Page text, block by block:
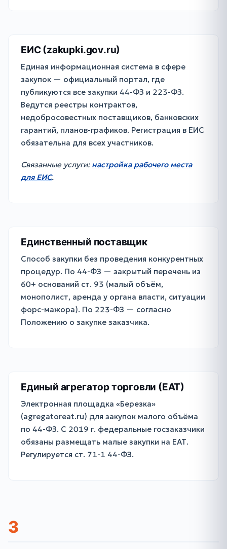
ЕИС (zakupki.gov.ru)
Единая информационная система в сфере
закупок — официальный портал, где
публикуются все закупки 44-ФЗ и 223-ФЗ.
Ведутся реестры контрактов,
недобросовестных поставщиков, банковских
гарантий, планов-графиков. Регистрация в ЕИС
обязательна для всех участников.
Связанные услуги: настройка рабочего места
для ЕИС.
Единственный поставщик
Способ закупки без проведения конкурентных
процедур. По 44-ФЗ — закрытый перечень из
60+ оснований ст. 93 (малый объём,
монополист, аренда у органа власти, ситуации
форс-мажора). По 223-ФЗ — согласно
Положению о закупке заказчика.
Единый агрегатор торговли (ЕАТ)
Электронная площадка «Березка»
(agregatoreat.ru) для закупок малого объёма
по 44-ФЗ. С 2019 г. федеральные госзаказчики
обязаны размещать малые закупки на ЕАТ.
Регулируется ст. 71-1 44-ФЗ.
З